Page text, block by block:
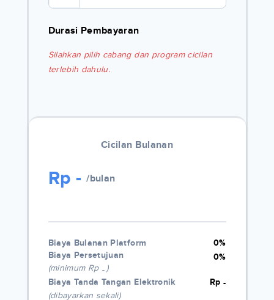
Durasi Pembayaran
Silahkan pilih cabang dan program cicilan
terlebih dahulu.
Cicilan Bulanan
Rp - /bulan
Biaya Bulanan Platform
0%
Biaya Persetujuan
(minimum Rp -)
0%
Biaya Tanda Tangan Elektronik
(dibayarkan sekali)
Rp-